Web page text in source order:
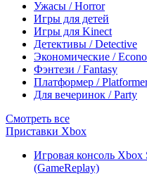
Ужасы / Horror
Игры для детей
Игры для Kinect
Детективы / Detective
Экономические /
Фэнтези / Fantasy
Платформер /
Для вечеринок / Party
Смотреть все
Приставки Xbox
Игровая консоль
(GameReplay)